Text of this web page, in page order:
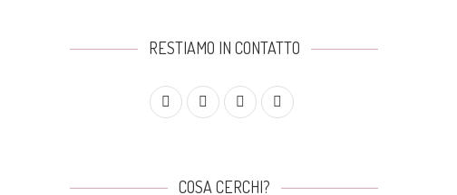
RESTIAMO IN CONTATTO
COSA CERCHI?